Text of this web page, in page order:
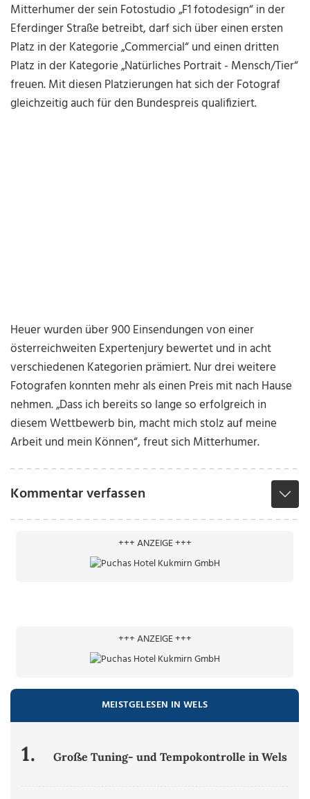
Mitterhumer der sein Fotostudio „F1 fotodesign“ in der
Eferdinger Straße betreibt, darf sich über einen ersten
Platz in der Kategorie „Commercial“ und einen dritten
Platz in der Kategorie „Natürliches Portrait - Mensch/Tier“
freuen. Mit diesen Platzierungen hat sich der Fotograf
gleichzeitig auch für den Bundespreis qualifiziert.
Heuer wurden über 900 Einsendungen von einer
österreichweiten Expertenjury bewertet und in acht
verschiedenen Kategorien prämiert. Nur drei weitere
Fotografen konnten mehr als einen Preis mit nach Hause
nehmen. „Dass ich bereits so lange so erfolgreich in
diesem Wettbewerb bin, macht mich stolz auf meine
Arbeit und mein Können“, freut sich Mitterhumer.
Kommentar verfassen
+++ ANZEIGE +++
+++ ANZEIGE +++
MEISTGELESEN IN WELS
1. Große Tuning- und Tempokontrolle in Wels